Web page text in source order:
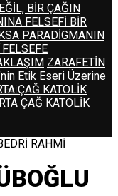
BİR ÇAĞIN
FELSEFİ BİR
PARADİGMANIN
ZARAFETİN
Etik Eseri Üzerine
ÇAĞ KATOLİK
ÇAĞ KATOLİK
RAHMİ